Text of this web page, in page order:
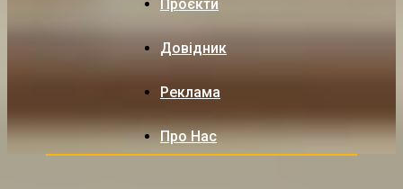
Проєкти
Довідник
Реклама
Про Нас